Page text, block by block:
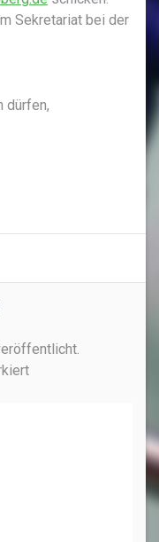
Sekretariat bei der
dürfen,